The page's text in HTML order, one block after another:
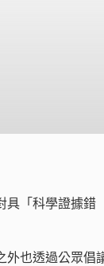
具「科學證據錯
外也透過公眾倡